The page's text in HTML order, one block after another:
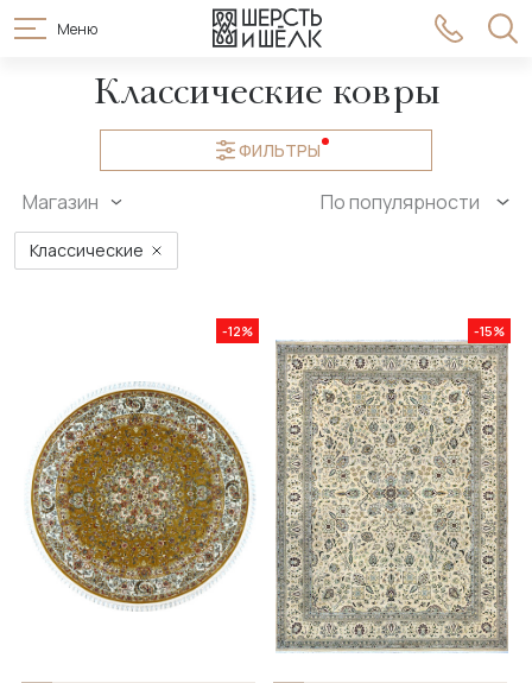
Меню
Классические ковры
ФИЛЬТРЫ
Магазин По популярности
Классические
-12% -15%